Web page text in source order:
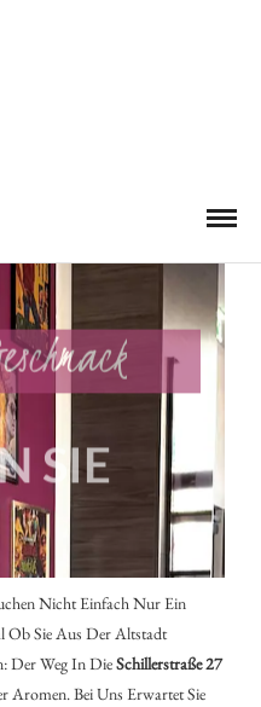
SIE
Nicht Einfach Nur Ein
Ob Sie Aus Der Altstadt
Der Weg In DieSchillerstraße 27
Aromen. Bei Uns Erwartet Sie